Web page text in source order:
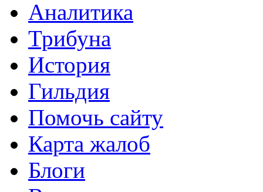
Аналитика
Трибуна
История
Гильдия
Помочь сайту
Карта жалоб
Блоги